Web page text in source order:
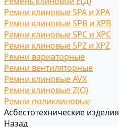
Ремни клиновые SPA и XPA
Ремни клиновые SPB и XPB
Ремни клиновые SPC и XPC
Ремни клиновые SPZ и XPZ
Ремни вариаторные
Ремни вентиляторные
Ремни клиновые AVX
Ремни клиновые Z(O)
Ремни поликлиновые
Асбестотехнические изделия
Назад